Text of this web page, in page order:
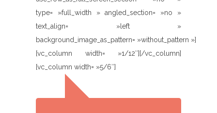
type= »full_width » angled_section= »no »
text_align= »left »
background_image_as_pattern= »without_pattern »]
[vc_column width= »1/12″][/vc_column]
[vc_column width= »5/6″]